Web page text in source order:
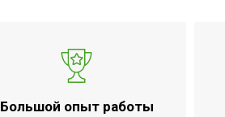
Большой опыт работы